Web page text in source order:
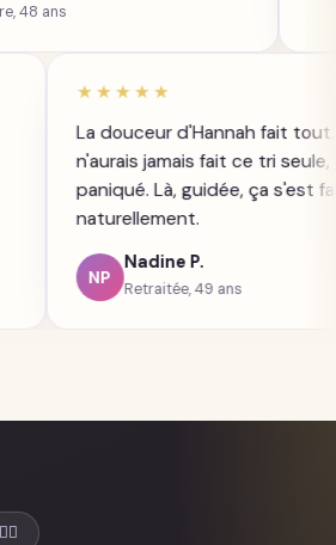
elle
C'est
★★★★★
La douceur
n'aurais jamais fait ce
paniqué. Là, guidée,
naturellement.
NP
Nadine P.
Retraitée, 49 ans